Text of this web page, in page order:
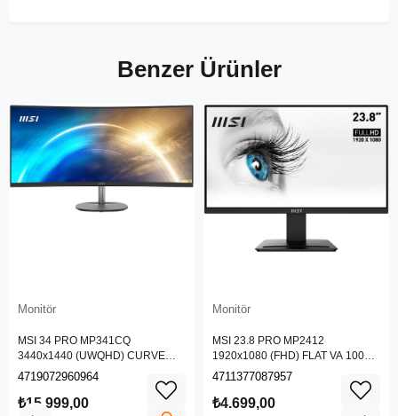
Benzer Ürünler
Monitör
MSI 34 PRO MP341CQ
3440x1440 (UWQHD) CURVE
1500R VA 100HZ 1MS ANTI-
4719072960964
₺15.999,00
Monitör
MSI 23.8 PRO MP2412
1920x1080 (FHD) FLAT VA 100HZ
1MS ANTI-GLARE MONITOR
4711377087957
₺4.699,00